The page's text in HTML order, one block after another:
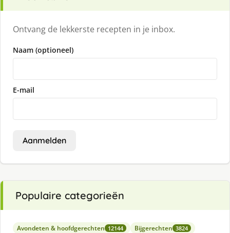
Ontvang de lekkerste recepten in je inbox.
Naam (optioneel)
E-mail
Aanmelden
Populaire categorieën
Avondeten & hoofdgerechten 12144 Bijgerechten 3824